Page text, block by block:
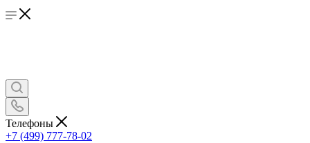
Телефоны
+7 (499) 777-78-02